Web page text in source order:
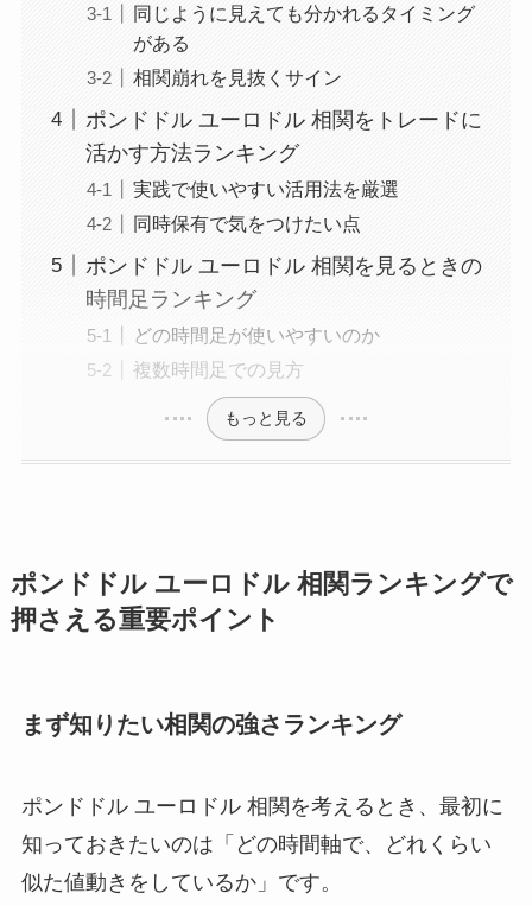
同じように見えても分かれるタイミング
がある
相関崩れを見抜くサイン
ポンドドル ユーロドル 相関をトレードに
活かす方法ランキング
実践で使いやすい活用法を厳選
同時保有で気をつけたい点
ポンドドル ユーロドル 相関を見るときの
時間足ランキング
どの時間足が使いやすいのか
複数時間足での見方
もっと見る
ポンドドル ユーロドル 相関ランキングで
押さえる重要ポイント
まず知りたい相関の強さランキング
ポンドドル ユーロドル 相関を考えるとき、最初に
知っておきたいのは「どの時間軸で、どれくらい
似た値動きをしているか」です。